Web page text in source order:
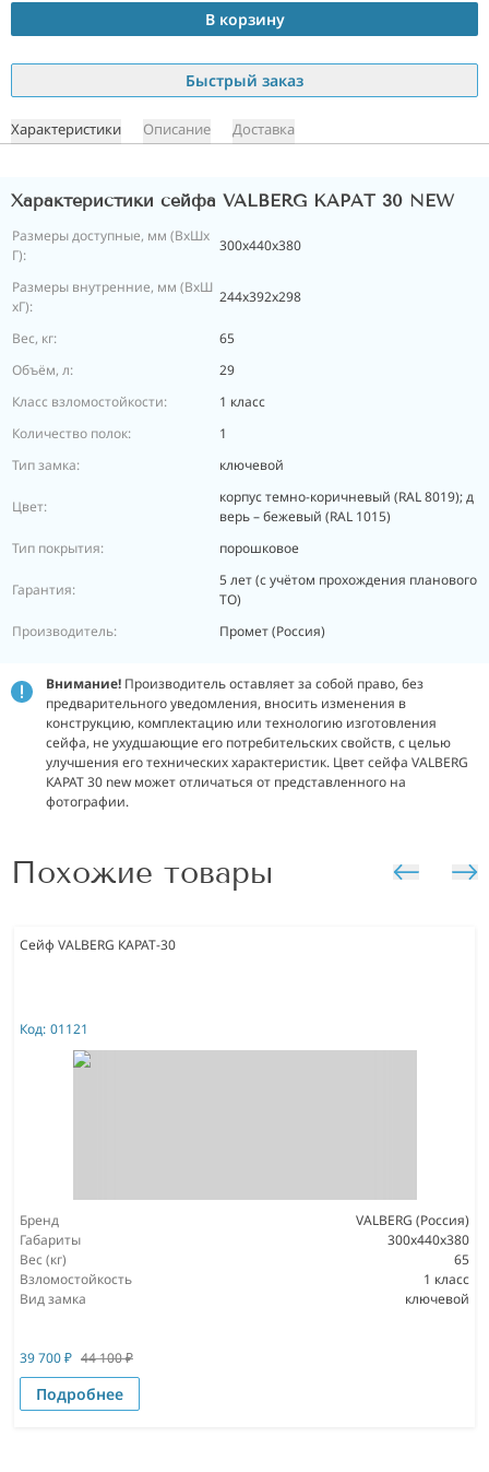
В корзину
Быстрый заказ
Характеристики Описание Доставка
Характеристики сейфа VALBERG КАРАТ 30 NEW
Размеры доступные, мм (ВхШх
Г):
300x440x380
Размеры внутренние, мм (ВхШ
хГ):
244x392x298
Вес, кг:
65
Объём, л:
29
Класс взломостойкости:
1 класс
Количество полок:
1
Тип замка:
ключевой
Цвет:
корпус темно-коричневый (RAL 8019); д
верь – бежевый (RAL 1015)
Тип покрытия:
порошковое
Гарантия:
5 лет (с учётом прохождения планового
ТО)
Производитель:
Промет (Россия)
Внимание! Производитель оставляет за собой право, без
предварительного уведомления, вносить изменения в
конструкцию, комплектацию или технологию изготовления
сейфа, не ухудшающие его потребительских свойств, с целью
улучшения его технических характеристик. Цвет сейфа VALBERG
КАРАТ 30 new может отличаться от представленного на
фотографии.
Похожие товары
Сейф VALBERG КАРАТ-30
Код: 01121
Бренд
VALBERG (Россия)
Габариты
300x440x380
Вес (кг)
65
Взломостойкость
1 класс
Вид замка
ключевой
39 700₽ 44 100₽
Подробнее